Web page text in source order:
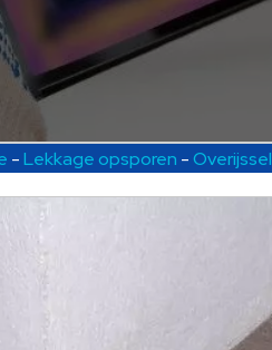
-Lekkage opsporen -Overijssel